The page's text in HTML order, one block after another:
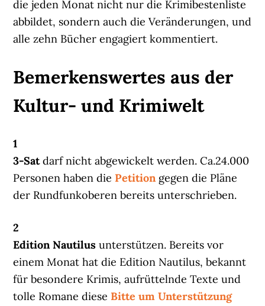
die jeden Monat nicht nur die Krimibestenliste
abbildet, sondern auch die Veränderungen, und
alle zehn Bücher engagiert kommentiert.
Bemerkenswertes aus der
Kultur- und Krimiwelt
1
3-Satdarf nicht abgewickelt werden. Ca.24.000
Personen haben die Petitiongegen die Pläne
der Rundfunkoberen bereits unterschrieben.
2
Edition Nautilus unterstützen. Bereits vor
einem Monat hat die Edition Nautilus, bekannt
für besondere Krimis, aufrüttelnde Texte und
tolle Romane diese Bitte um Unterstützung